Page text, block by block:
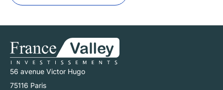
56 avenue Victor Hugo
75116 Paris